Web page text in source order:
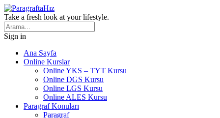
Take a fresh look at your lifestyle.
Sign in
Ana Sayfa
Online Kurslar
Online YKS – TYT Kursu
Online DGS Kursu
Online LGS Kursu
Online ALES Kursu
Paragraf Konuları
Paragraf